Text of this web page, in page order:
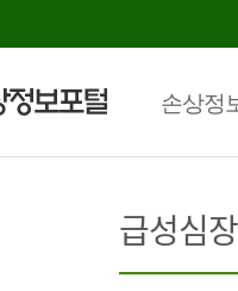
손상정
급성심